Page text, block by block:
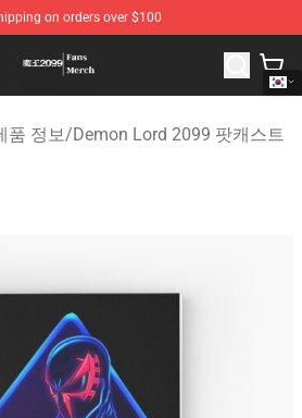
on orders over $100
Store - Official Demon Lord 2099
품 정보/Demon Lord 2099 팟캐스트